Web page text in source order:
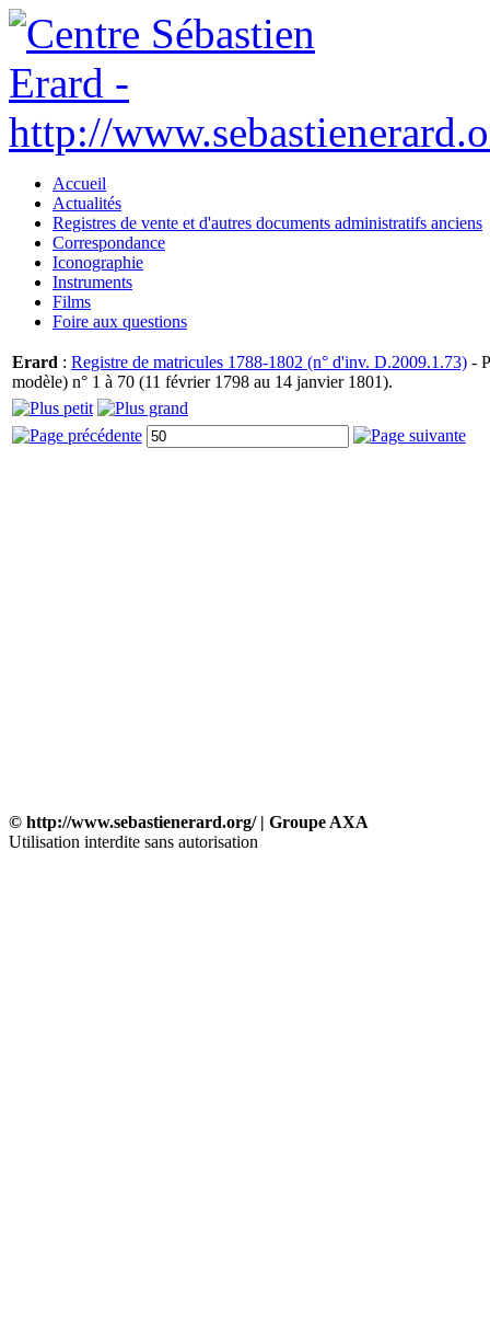
Accueil
Actualités
Registres de vente et d'autres documents administratifs anciens
Correspondance
Iconographie
Instruments
Films
Foire aux questions
Erard : Registre de matricules 1788-1802 (n° d'inv. D.2009.1.73) -
modèle) n° 1 à 70 (11 février 1798 au 14 janvier 1801).
© http://www.sebastienerard.org/ | Groupe AXA
Utilisation interdite sans autorisation